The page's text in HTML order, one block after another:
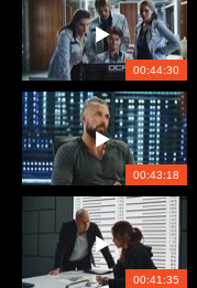
00:44:30
00:43:18
00:41:35